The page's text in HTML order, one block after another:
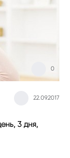
22.09.2017
0
3 дня,